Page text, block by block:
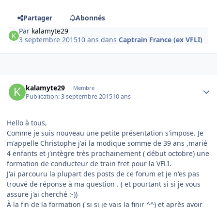
Partager
Abonnés
Par kalamyte29
3 septembre 201510 ans dansCaptrain France (ex VFLI)
kalamyte29 Membre
Publication:3 septembre 201510 ans
Hello à tous,
Comme je suis nouveau une petite présentation s'impose. Je
m'appelle Christophe j'ai la modique somme de 39 ans ,marié
4 enfants et j'intègre très prochainement ( début octobre) une
formation de conducteur de train fret pour la VFLI.
J'ai parcouru la plupart des posts de ce forum et je n'es pas
trouvé de réponse à ma question . ( et pourtant si si je vous
assure j'ai cherché :-))
À la fin de la formation ( si si je vais la finir ^^) et après avoir